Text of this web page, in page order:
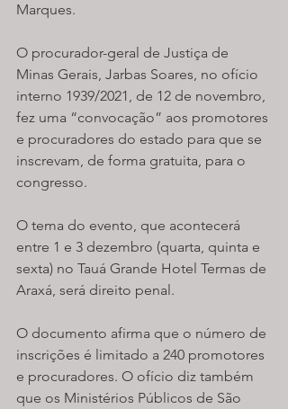
Marques.
O procurador-geral de Justiça de
Minas Gerais, Jarbas Soares, no ofício
interno 1939/2021, de 12 de novembro,
fez uma “convocação” aos promotores
e procuradores do estado para que se
inscrevam, de forma gratuita, para o
congresso.
O tema do evento, que acontecerá
entre 1 e 3 dezembro (quarta, quinta e
sexta) no Tauá Grande Hotel Termas de
Araxá, será direito penal.
O documento afirma que o número de
inscrições é limitado a 240 promotores
e procuradores. O ofício diz também
que os Ministérios Públicos de São